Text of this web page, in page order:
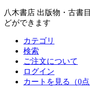
八木書店 出版物・古書
どができます
カテゴリ
検索
ご注文について
ログイン
カートを見る
（0点